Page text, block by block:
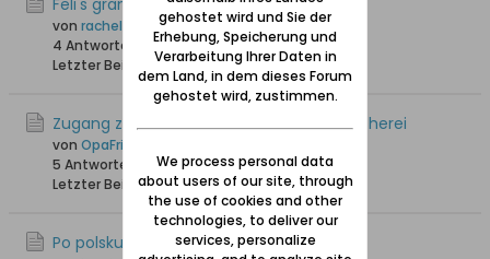
Feli's granddaughter
von rachel
4 Antworten
5.199 Hits0 Likes
Letzter Beitrag
20.06.2024, 17:20
Zugang zu polnischen libra.net Onlinebücherei
von OpaFritz
5 Antworten
20.537 Hits0 Likes
Letzter Beitrag06.09.2023, 18:05
Po polsku
gehostet wird und Sie der
Erhebung, Speicherung und
Verarbeitung Ihrer Daten in
dem Land, in dem dieses Forum
gehostet wird, zustimmen.
We process personal data
about users of our site, through
the use of cookies and other
technologies, to deliver our
services, personalize